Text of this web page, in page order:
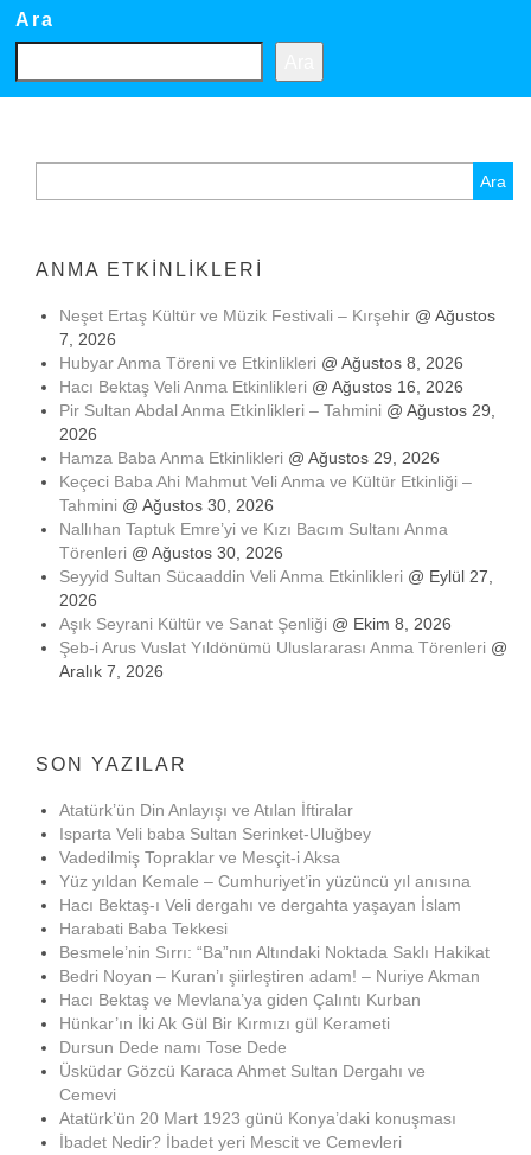
Ara
ANMA ETKINLIKLERI
Neşet Ertaş Kültür ve Müzik Festivali – Kırşehir @ Ağustos
7, 2026
Hubyar Anma Töreni ve Etkinlikleri @ Ağustos 8, 2026
Hacı Bektaş Veli Anma Etkinlikleri @ Ağustos 16, 2026
Pir Sultan Abdal Anma Etkinlikleri – Tahmini @ Ağustos 29,
2026
Hamza Baba Anma Etkinlikleri @ Ağustos 29, 2026
Keçeci Baba Ahi Mahmut Veli Anma ve Kültür Etkinliği –
Tahmini @ Ağustos 30, 2026
Nallıhan Taptuk Emre’yi ve Kızı Bacım Sultanı Anma
Törenleri @ Ağustos 30, 2026
Seyyid Sultan Sücaaddin Veli Anma Etkinlikleri @ Eylül 27,
2026
Aşık Seyrani Kültür ve Sanat Şenliği @ Ekim 8, 2026
Şeb-i Arus Vuslat Yıldönümü Uluslararası Anma Törenleri @
Aralık 7, 2026
SON YAZILAR
Atatürk’ün Din Anlayışı ve Atılan İftiralar
Isparta Veli baba Sultan Serinket-Uluğbey
Vadedilmiş Topraklar ve Mesçit-i Aksa
Yüz yıldan Kemale – Cumhuriyet’in yüzüncü yıl anısına
Hacı Bektaş-ı Veli dergahı ve dergahta yaşayan İslam
Harabati Baba Tekkesi
Besmele’nin Sırrı: “Ba”nın Altındaki Noktada Saklı Hakikat
Bedri Noyan – Kuran’ı şiirleştiren adam! – Nuriye Akman
Hacı Bektaş ve Mevlana’ya giden Çalıntı Kurban
Hünkar’ın İki Ak Gül Bir Kırmızı gül Kerameti
Dursun Dede namı Tose Dede
Üsküdar Gözcü Karaca Ahmet Sultan Dergahı ve
Cemevi
Atatürk’ün 20 Mart 1923 günü Konya’daki konuşması
İbadet Nedir? İbadet yeri Mescit ve Cemevleri